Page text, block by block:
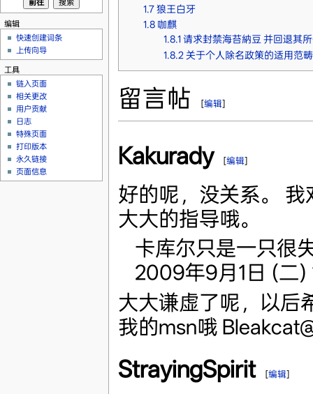
1.7狼王白牙
1.8 咖麒
1.8.1 请求封禁海苔納豆 并回退其
1.8.2 关于个人除名政策的适用范
留言帖 [编辑]
Kakurady [编辑]
好的呢，没关系。
大大的指导哦。
卡库尔只是一只很
2009年9月1日 (二)
大大谦虚了呢，以后
我的msn哦
StrayingSpirit [编辑]
编辑
快速创建词条
上传向导
工具
链入页面
相关更改
用户贡献
日志
特殊页面
打印版本
永久链接
页面信息